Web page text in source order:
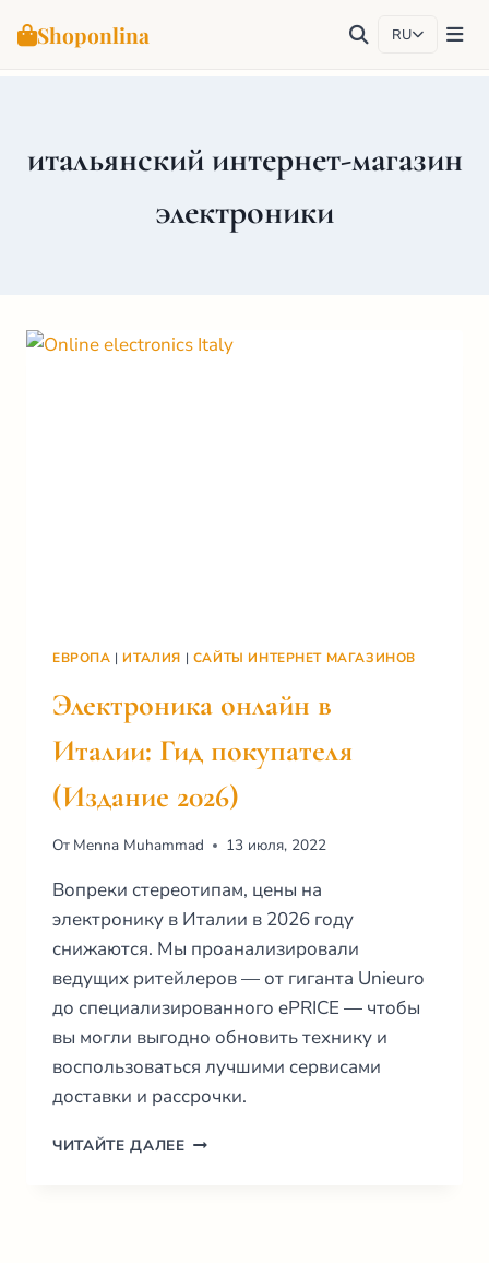
Shoponlina RU
итальянский интернет-магазин
электроники
ЕВРОПА | ИТАЛИЯ | САЙТЫ ИНТЕРНЕТ МАГАЗИНОВ
Электроника онлайн в
Италии: Гид покупателя
(Издание 2026)
От Menna Muhammad 13 июля, 2022
Вопреки стереотипам, цены на
электронику в Италии в 2026 году
снижаются. Мы проанализировали
ведущих ритейлеров — от гиганта Unieuro
до специализированного ePRICE — чтобы
вы могли выгодно обновить технику и
воспользоваться лучшими сервисами
доставки и рассрочки.
ЧИТАЙТЕ ДАЛЕЕЭЛЕКТРОНИКА